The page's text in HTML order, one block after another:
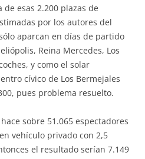
esas 2.200 plazas de
por los autores del
aparcan en días de partido
Reina Mercedes, Los
y como el solar
cívico de Los Bermejales
pues problema resuelto.
sobre 51.065 espectadores
vehículo privado con 2,5
el resultado serían 7.149